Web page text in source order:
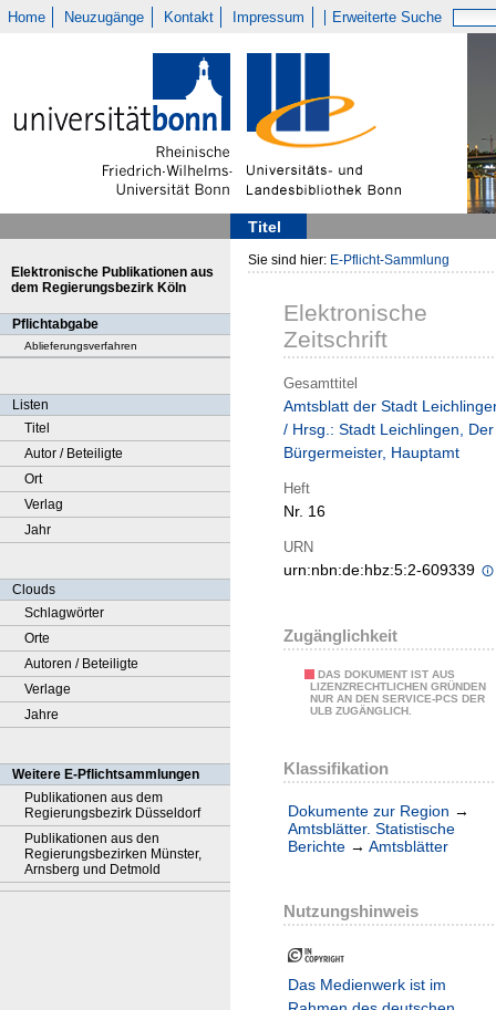
Home Neuzugänge Kontakt Impressum Erweiterte Suche
Titel
Elektronische Publikationen aus
dem Regierungsbezirk Köln
Pflichtabgabe
Ablieferungsverfahren
Listen
Titel
Autor / Beteiligte
Ort
Verlag
Jahr
Clouds
Schlagwörter
Orte
Autoren / Beteiligte
Verlage
Jahre
Weitere E-Pflichtsammlungen
Publikationen aus dem
Regierungsbezirk Düsseldorf
Publikationen aus den
Regierungsbezirken Münster,
Arnsberg und Detmold
Sie sind hier: E-Pflicht-Sammlung
Elektronische
Zeitschrift
Gesamttitel
Amtsblatt der Stadt
/ Hrsg.: Stadt Leichlingen, Der
Bürgermeister, Hauptamt
Heft
Nr. 16
URN
urn:nbn:de:hbz:5:2-609339
Zugänglichkeit
DAS DOKUMENT IST AUS
LIZENZRECHTLICHEN GRÜNDEN
NUR AN DEN SERVICE-PCS DER
ULB ZUGÄNGLICH.
Klassifikation
Dokumente zur Region →
Amtsblätter. Statistische
Berichte → Amtsblätter
Nutzungshinweis
Das Medienwerk ist im